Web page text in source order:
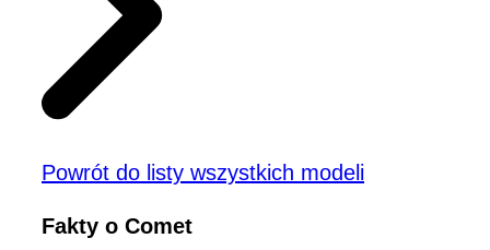
Powrót do listy wszystkich modeli
Fakty o Comet